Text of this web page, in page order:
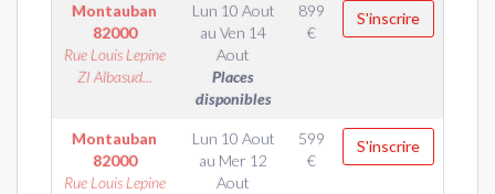
Montauban
82000
Rue Louis Lepine
ZI Albasud...
Lun 10 Aout
au Ven 14
Aout
Places
disponibles
899
€
S'inscrire
Montauban
82000
Rue Louis Lepine
Lun 10 Aout
au Mer 12
Aout
599
€
S'inscrire